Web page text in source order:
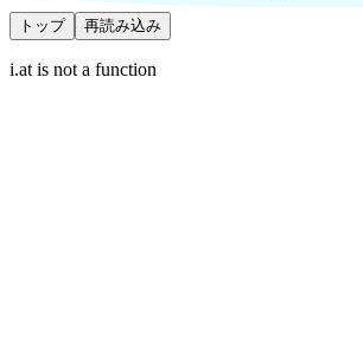
トップ 再読み込み
i.at is not a function